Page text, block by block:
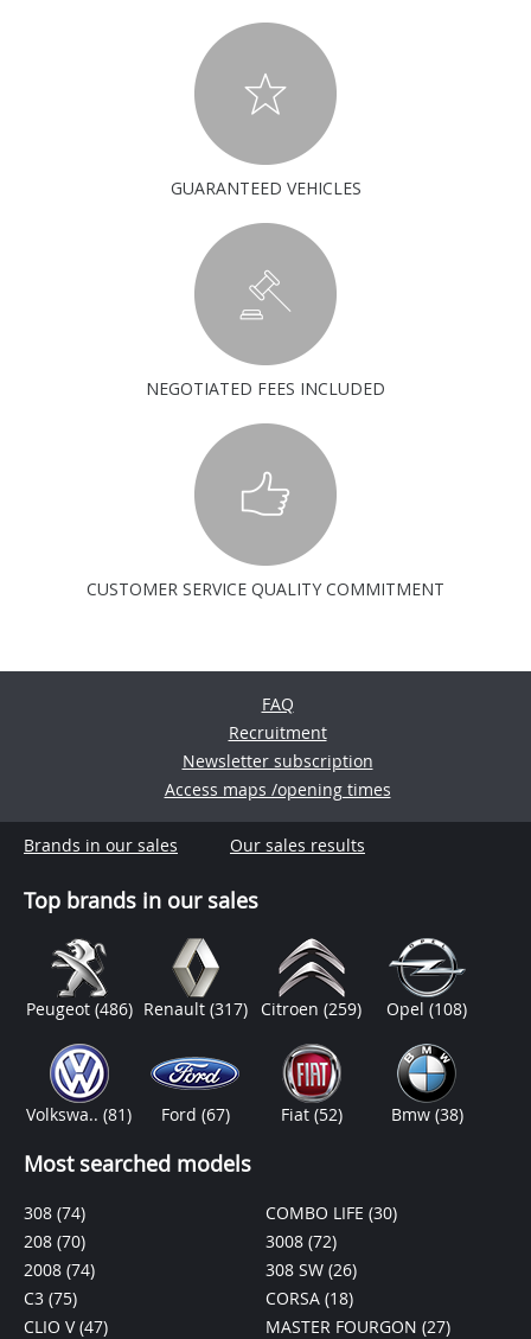
GUARANTEED VEHICLES
NEGOTIATED FEES INCLUDED
CUSTOMER SERVICE QUALITY COMMITMENT
FAQ
Recruitment
Newsletter subscription
Access maps /opening times
Brands in our sales Our sales results
Top brands in our sales
Peugeot (486) Renault (317) Citroen(259) Opel(108)
Volkswa..(81) Ford (67) Fiat (52) Bmw (38)
Most searched models
308 (74)
208 (70)
2008 (74)
C3 (75)
CLIO V(47)
COMBO LIFE (30)
3008 (72)
308 SW (26)
CORSA (18)
MASTER FOURGON (27)